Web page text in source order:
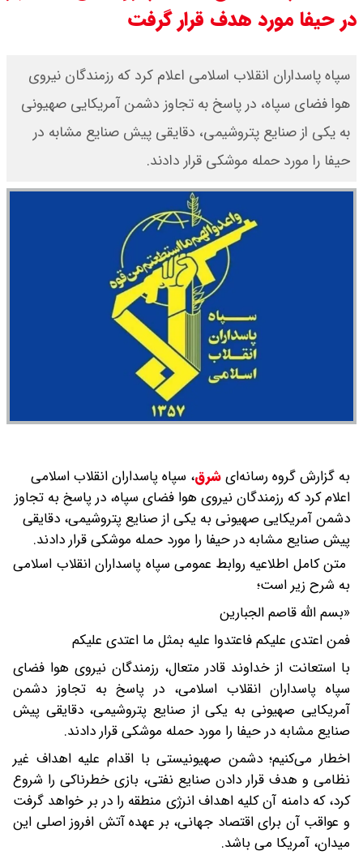
چند؟ + جدول
در حیفا مورد هدف قرار گرفت
​سپاه پاسداران انقلاب اسلامی اعلام کرد که رزمندگان نیروی
هوا فضای سپاه، در پاسخ به تجاوز دشمن آمریکایی صهیونی
به یکی از صنایع پتروشیمی، دقایقی پیش صنایع مشابه در
حیفا را مورد حمله موشکی قرار دادند.
به گزارش گروه رسانه‌ایشرق، سپاه پاسداران انقلاب اسلامی
اعلام کرد که رزمندگان نیروی هوا فضای سپاه، در پاسخ به تجاوز
دشمن آمریکایی صهیونی به یکی از صنایع پتروشیمی، دقایقی
پیش صنایع مشابه در حیفا را مورد حمله موشکی قرار دادند.
متن کامل اطلاعیه روابط عمومی سپاه پاسداران انقلاب اسلامی
به شرح زیر است؛
«بسم الله قاصم الجبارین
فمن اعتدی علیکم فاعتدوا علیه بمثل ما اعتدی علیکم
با استعانت از خداوند قادر متعال، رزمندگان نیروی هوا فضای
سپاه پاسداران انقلاب اسلامی، در پاسخ به تجاوز دشمن
آمریکایی صهیونی به یکی از صنایع پتروشیمی، دقایقی پیش
صنایع مشابه در حیفا را مورد حمله موشکی قرار دادند.
اخطار می‌کنیم؛ دشمن صهیونیستی با اقدام علیه اهداف غیر
نظامی و هدف قرار دادن صنایع نفتی، بازی خطرناکی را شروع
کرد، که دامنه آن کلیه اهداف انرژی منطقه را در بر خواهد گرفت
و عواقب آن برای اقتصاد جهانی، بر عهده آتش افروز اصلی این
میدان، آمریکا می باشد.